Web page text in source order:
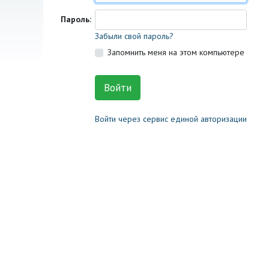
Пароль:
Забыли свой пароль?
Запомнить меня на этом компьютере
Войти через сервис единой авторизации